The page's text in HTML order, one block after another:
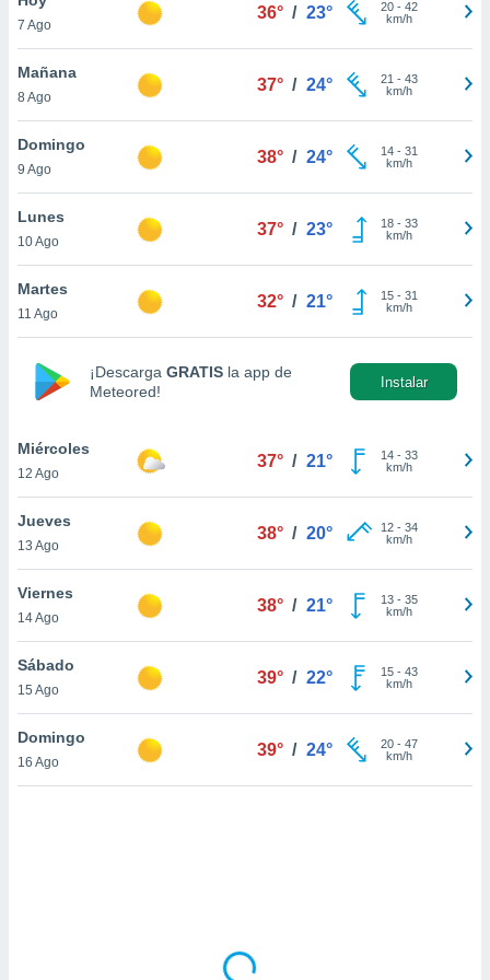
en
más
nuestra
de
aceptar
de
sitio
En
sean
el sitio
ni para
o
7 Ago
36° / 23° 20- 42
km/h
Mañana
8 Ago
37° / 24° 21 - 43
km/h
Domingo
9 Ago
38° / 24° 14- 31
km/h
Lunes
10 Ago
37° / 23° 18- 33
km/h
Martes
11 Ago
32° / 21° 15- 31
km/h
¡Descarga GRATIS la app de
Meteored!
Instalar
Miércoles
12 Ago
37° / 21° 14- 33
km/h
Jueves
13 Ago
38° / 20° 12- 34
km/h
Viernes
14 Ago
38° / 21° 13- 35
km/h
Sábado
15 Ago
39° / 22° 15- 43
km/h
Domingo
16 Ago
39° / 24° 20- 47
km/h